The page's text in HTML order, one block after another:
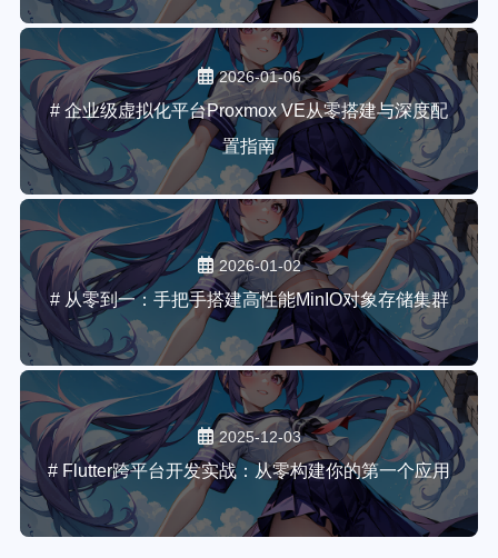
2026-01-06
# 企业级虚拟化平台Proxmox VE从零搭建与深度配
置指南
2026-01-02
# 从零到一：手把手搭建高性能MinIO对象存储集群
2025-12-03
# Flutter跨平台开发实战：从零构建你的第一个应用